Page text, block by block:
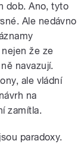
dob. Ano, tyto
Ale nedávno
že ze
navazují.
ale vládní
na
zamítla.
paradoxy.